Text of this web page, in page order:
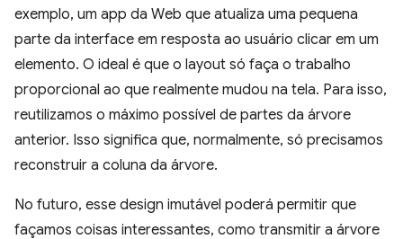
exemplo, um app da Web que atualiza uma pequena
parte da interface em resposta ao usuário clicar em um
elemento. O ideal é que o layout só faça o trabalho
proporcional ao que realmente mudou na tela. Para isso,
reutilizamos o máximo possível de partes da árvore
anterior. Isso significa que, normalmente, só precisamos
reconstruir a coluna da árvore.
No futuro, esse design imutável poderá permitir que
façamos coisas interessantes, como transmitir a árvore